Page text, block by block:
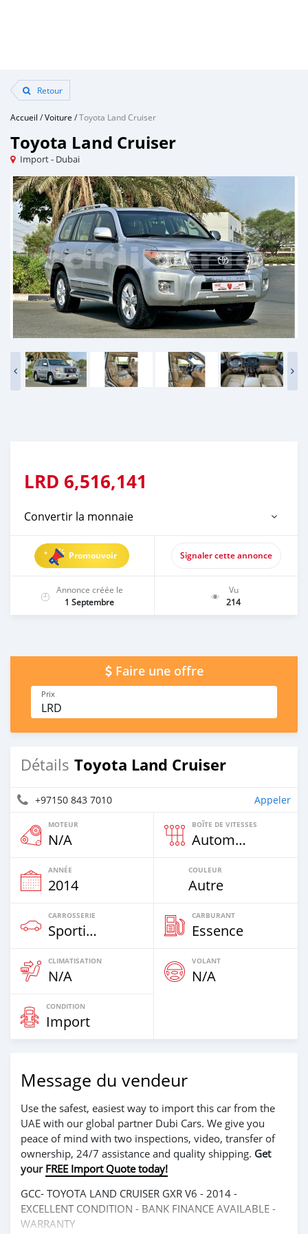
Retour
Accueil /Voiture /Toyota Land Cruiser
Toyota Land Cruiser
Import - Dubai
LRD 6,516,141
Convertir la monnaie
Promouvoir Signaler cette annonce
Annonce créée le
1 Septembre
Vu
214
Faire une offre
Prix
LRD
Détails Toyota Land Cruiser
+97150 843 7010 Appeler
MOTEUR
N/A
BOÎTE DE VITESSES
Automatique
ANNÉE
2014
COULEUR
Autre
CARROSSERIE
Sportive‒Coupé
CARBURANT
Essence
CLIMATISATION
N/A
VOLANT
N/A
CONDITION
Import
Message du vendeur
Use the safest, easiest way to import this car from the
UAE with our global partner Dubi Cars. We give you
peace of mind with two inspections, video, transfer of
ownership, 24/7 assistance and quality shipping. Get
your FREE Import Quote today!
GCC- TOYOTA LAND CRUISER GXR V6 - 2014 -
EXCELLENT CONDITION - BANK FINANCE AVAILABLE -
WARRANTY